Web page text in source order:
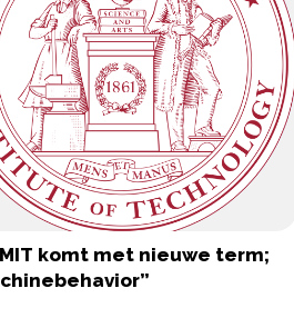
komt met nieuwe term;